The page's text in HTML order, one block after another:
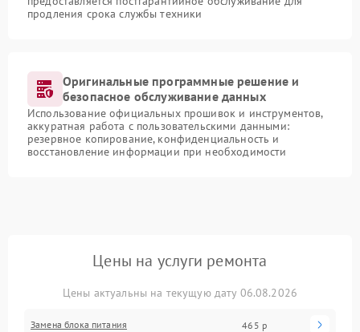
продления срока службы техники
Оригинальные программные решение и
безопасное обслуживание данных
Использование официальных прошивок и инструментов,
аккуратная работа с пользовательскими данными:
резервное копирование, конфиденциальность и
восстановление информации при необходимости
Цены на услуги ремонта
Цены актуальны на текущую дату 06.08.2026
Замена блока питания 465 р